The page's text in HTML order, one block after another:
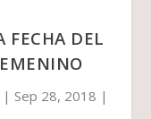
FECHA DEL
| Sep 28, 2018 |